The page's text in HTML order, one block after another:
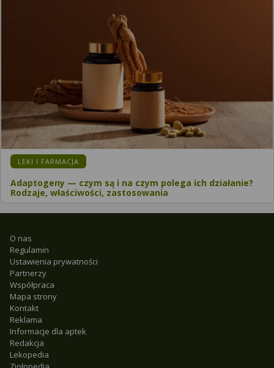
LEKI I FARMACJA
Adaptogeny — czym są i na czym polega ich działanie?
Rodzaje, właściwości, zastosowania
O nas
Regulamin
Ustawienia prywatności
Partnerzy
Współpraca
Mapa strony
Kontakt
Reklama
Informacje dla aptek
Redakcja
Lekopedia